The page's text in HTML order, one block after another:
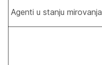
Agenti u stanju mirovanja